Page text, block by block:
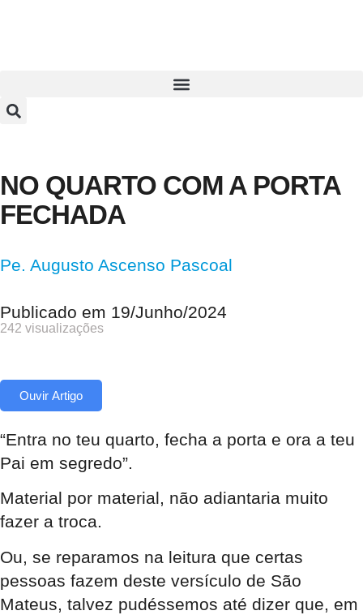
NO QUARTO COM A PORTA
FECHADA
Pe. Augusto Ascenso Pascoal
Publicado em 19/Junho/2024
242 visualizações
Ouvir Artigo
“Entra no teu quarto, fecha a porta e ora a teu
Pai em segredo”.
Material por material, não adiantaria muito
fazer a troca.
Ou, se reparamos na leitura que certas
pessoas fazem deste versículo de São
Mateus, talvez pudéssemos até dizer que, em